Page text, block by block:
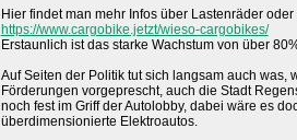
Hier findet man mehr Infos über Lastenräder
https://www.cargobike.jetzt/wieso-cargobikes/
Erstaunlich ist das starke Wachstum von über
Auf Seiten der Politik tut sich langsam auch
Förderungen vorgeprescht, auch die Stadt
noch fest im Griff der Autolobby, dabei wäre es
überdimensionierte Elektroautos.